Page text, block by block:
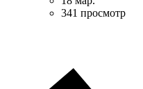
341 просмотр